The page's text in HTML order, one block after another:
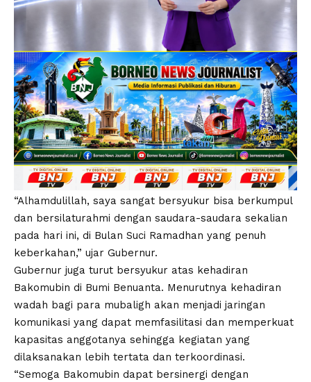
“Alhamdulillah, saya sangat bersyukur bisa berkumpul
dan bersilaturahmi dengan saudara-saudara sekalian
pada hari ini, di Bulan Suci Ramadhan yang penuh
keberkahan,” ujar Gubernur.
Gubernur juga turut bersyukur atas kehadiran
Bakomubin di Bumi Benuanta. Menurutnya kehadiran
wadah bagi para mubaligh akan menjadi jaringan
komunikasi yang dapat memfasilitasi dan memperkuat
kapasitas anggotanya sehingga kegiatan yang
dilaksanakan lebih tertata dan terkoordinasi.
“Semoga Bakomubin dapat bersinergi dengan